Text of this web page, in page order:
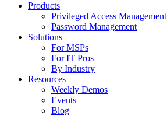
Products
Privileged Access Management
Password Management
Solutions
For MSPs
For IT Pros
By Industry
Resources
Weekly Demos
Events
Blog